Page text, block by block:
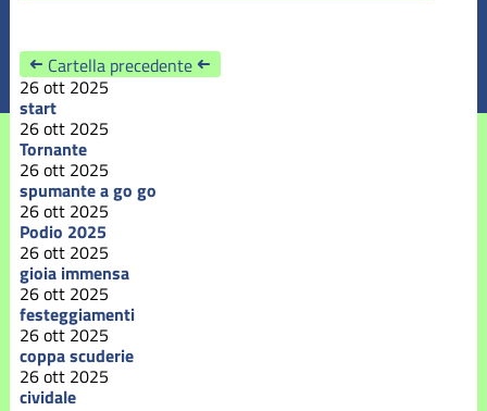
➜ Cartella precedente ➜
26 ott 2025
start
26 ott 2025
Tornante
26 ott 2025
spumante a go go
26 ott 2025
Podio 2025
26 ott 2025
gioia immensa
26 ott 2025
festeggiamenti
26 ott 2025
coppa scuderie
26 ott 2025
cividale